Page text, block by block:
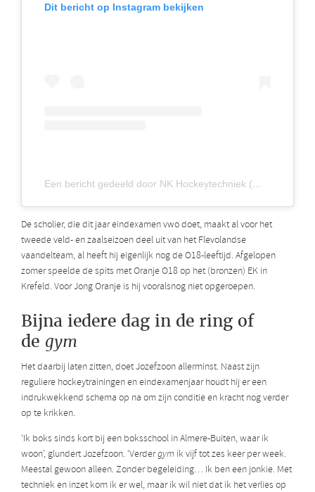
Dit bericht op Instagram bekijken
Een bericht gedeeld door NK Hockeytechniek (@nkhockeytechniek.nl)
De scholier, die dit jaar eindexamen vwo doet, maakt al voor het
tweede veld- en zaalseizoen deel uit van het Flevolandse
vaandelteam, al heeft hij eigenlijk nog de O18-leeftijd. Afgelopen
zomer speelde de spits met Oranje O18 op het (bronzen) EK in
Krefeld. Voor Jong Oranje is hij vooralsnog niet opgeroepen.
Bijna iedere dag in de ring of
de gym
Het daarbij laten zitten, doet Jozefzoon allerminst. Naast zijn
reguliere hockeytrainingen en eindexamenjaar houdt hij er een
indrukwekkend schema op na om zijn conditie en kracht nog verder
op te krikken.
‘Ik boks sinds kort bij een boksschool in Almere-Buiten, waar ik
woon’, glundert Jozefzoon. ‘Verdergym ik vijf tot zes keer per week.
Meestal gewoon alleen. Zonder begeleiding… Ik ben een jonkie. Met
techniek en inzet kom ik er wel, maar ik wil niet dat ik het verlies op